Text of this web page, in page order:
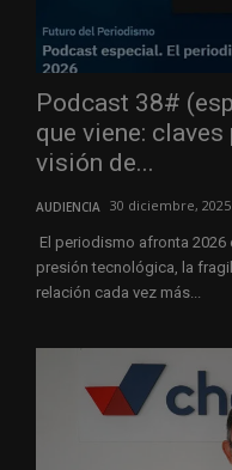
Podcast 38#
que viene:
visión de...
AUDIENCIA 30 diciembre, 2025
presión tecnológica, la
relación cada vez más...